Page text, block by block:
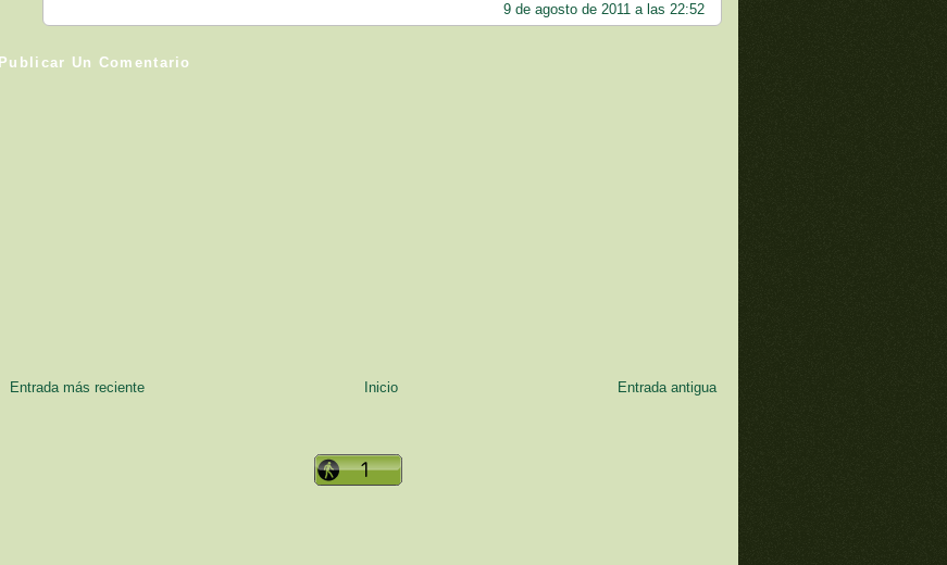
9 de agosto de 2011 a las 22:52
Publicar Un Comentario
Entrada más reciente Entrada antigua
Inicio